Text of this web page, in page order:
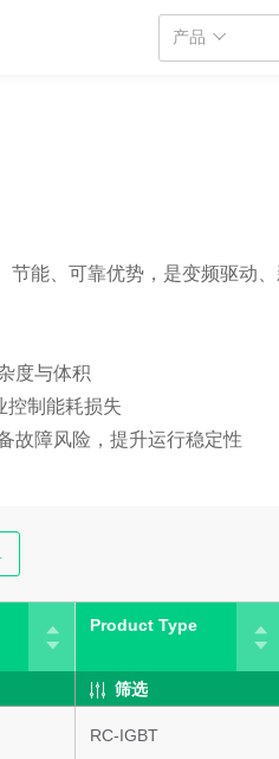
产品
节能、可靠优势，是变频驱动
度与体积​
控制能耗损失​
故障风险，提升运行稳定性​
Product Type
筛选
RC-IGBT